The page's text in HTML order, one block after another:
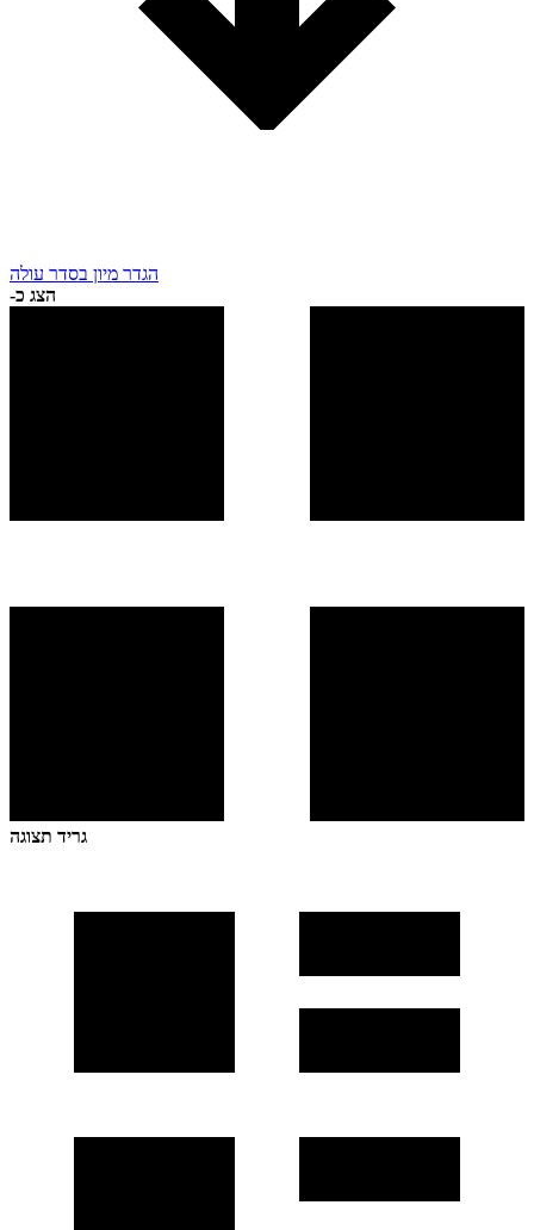
הגדר מיון בסדר עולה
הצג כ-
גריד תצוגה